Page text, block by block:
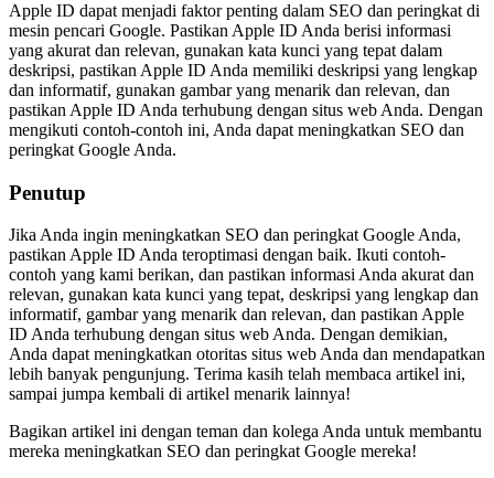
Apple ID dapat menjadi faktor penting dalam SEO dan peringkat di
mesin pencari Google. Pastikan Apple ID Anda berisi informasi
yang akurat dan relevan, gunakan kata kunci yang tepat dalam
deskripsi, pastikan Apple ID Anda memiliki deskripsi yang lengkap
dan informatif, gunakan gambar yang menarik dan relevan, dan
pastikan Apple ID Anda terhubung dengan situs web Anda. Dengan
mengikuti contoh-contoh ini, Anda dapat meningkatkan SEO dan
peringkat Google Anda.
Penutup
Jika Anda ingin meningkatkan SEO dan peringkat Google Anda,
pastikan Apple ID Anda teroptimasi dengan baik. Ikuti contoh-
contoh yang kami berikan, dan pastikan informasi Anda akurat dan
relevan, gunakan kata kunci yang tepat, deskripsi yang lengkap dan
informatif, gambar yang menarik dan relevan, dan pastikan Apple
ID Anda terhubung dengan situs web Anda. Dengan demikian,
Anda dapat meningkatkan otoritas situs web Anda dan mendapatkan
lebih banyak pengunjung. Terima kasih telah membaca artikel ini,
sampai jumpa kembali di artikel menarik lainnya!
Bagikan artikel ini dengan teman dan kolega Anda untuk membantu
mereka meningkatkan SEO dan peringkat Google mereka!